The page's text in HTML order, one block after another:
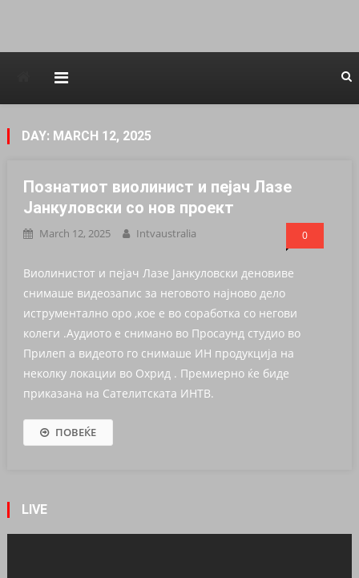
DAY: MARCH 12, 2025
Познатиот виолинист и пејач Лазе
Јанкуловски со нов проект
March 12, 2025 Intvaustralia 0
Виолинистот и пејач Лазе Јанкуловски деновиве
снимаше видеозапис за неговото најново дело
иструментално оро ,кое е во соработка со негови
колеги .Аудиото е снимано во Просаунд студио во
Прилеп а видеото го снимаше ИН продукција на
неколку локации во Охрид . Премиерно ќе биде
приказана на Сателитската ИНТВ.
ПОВЕЌЕ
LIVE